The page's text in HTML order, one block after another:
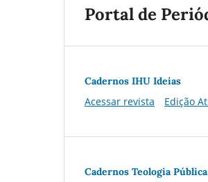
Portal de
Cadernos IHU Ideias
Acessar revista Edição
Cadernos Teologia Pública